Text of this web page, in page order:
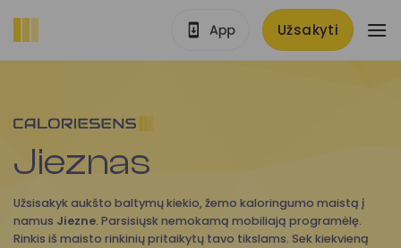
Užsakyti
Jieznas
Užsisakyk aukšto baltymų kiekio, žemo kaloringumo maistą į
namus Jiezne. Parsisiųsk nemokamą mobiliają programėlę.
Rinkis iš maisto rinkinių pritaikytų tavo tikslams. Sek kiekvieną